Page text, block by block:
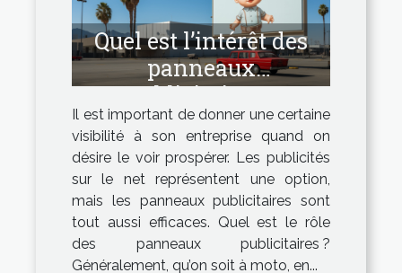
Quel est l’intérêt des
panneaux
publicitaires ?
Il est important de donner une certaine
visibilité à son entreprise quand on
désire le voir prospérer. Les publicités
sur le net représentent une option,
mais les panneaux publicitaires sont
tout aussi efficaces. Quel est le rôle
des panneaux publicitaires ?
Généralement, qu’on soit à moto, en...